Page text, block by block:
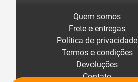
Quem somos
Frete e entregas
Política de privacidade
Termos e condições
Devoluções
Contato